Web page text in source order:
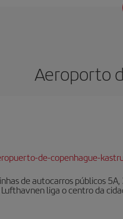
Aeroporto
de-copenhague-
de autocarros públicos
liga o centro da